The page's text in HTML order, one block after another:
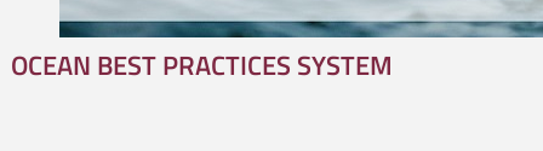
OCEAN BEST PRACTICES SYSTEM